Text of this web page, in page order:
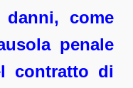
come
penale
contratto di